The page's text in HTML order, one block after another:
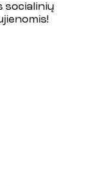
socialinių